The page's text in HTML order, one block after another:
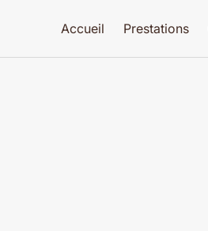
Accueil Prestations